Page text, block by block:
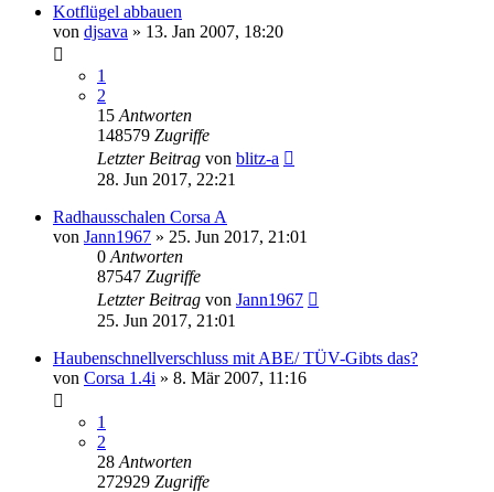
Kotflügel abbauen
von djsava » 13. Jan 2007, 18:20
1
2
15 Antworten
148579 Zugriffe
Letzter Beitrag von blitz-a
28. Jun 2017, 22:21
Radhausschalen Corsa A
von Jann1967 » 25. Jun 2017, 21:01
0 Antworten
87547 Zugriffe
Letzter Beitrag von Jann1967
25. Jun 2017, 21:01
Haubenschnellverschluss mit ABE/ TÜV-Gibts das?
von Corsa 1.4i » 8. Mär 2007, 11:16
1
2
28 Antworten
272929 Zugriffe